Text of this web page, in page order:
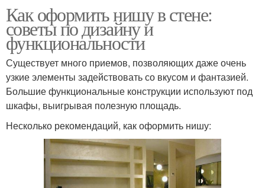
Как оформить нишу в стене:
советы по дизайну и
функциональности
Существует много приемов, позволяющих даже очень
узкие элементы задействовать со вкусом и фантазией.
Большие функциональные конструкции используют под
шкафы, выигрывая полезную площадь.
Несколько рекомендаций, как оформить нишу: